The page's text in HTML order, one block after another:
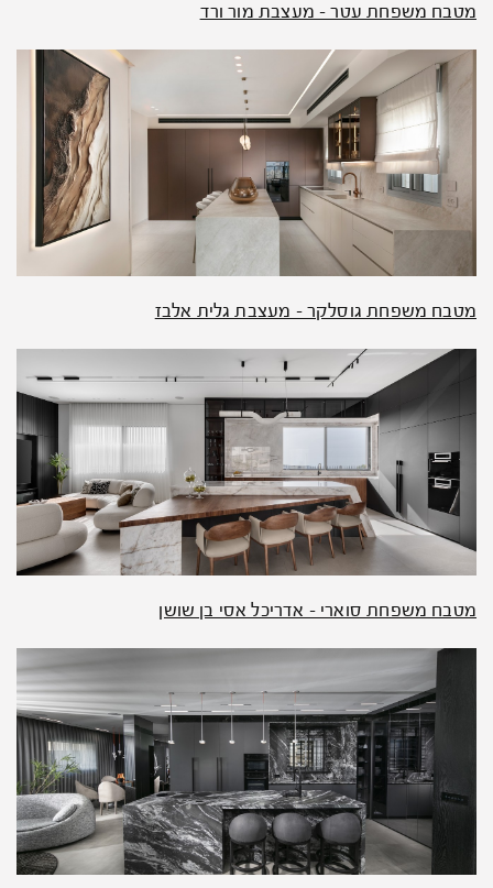
מטבח משפחת עטר – מעצבת מור ורד
מטבח משפחת גוסלקר – מעצבת גלית אלבז
מטבח משפחת סוארי – אדריכל אסי בן שושן